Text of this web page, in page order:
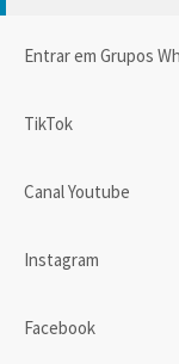
Entrar em Grupos
TikTok
Canal Youtube
Instagram
Facebook